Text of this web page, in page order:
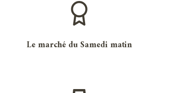
Le marché du Samedi matin